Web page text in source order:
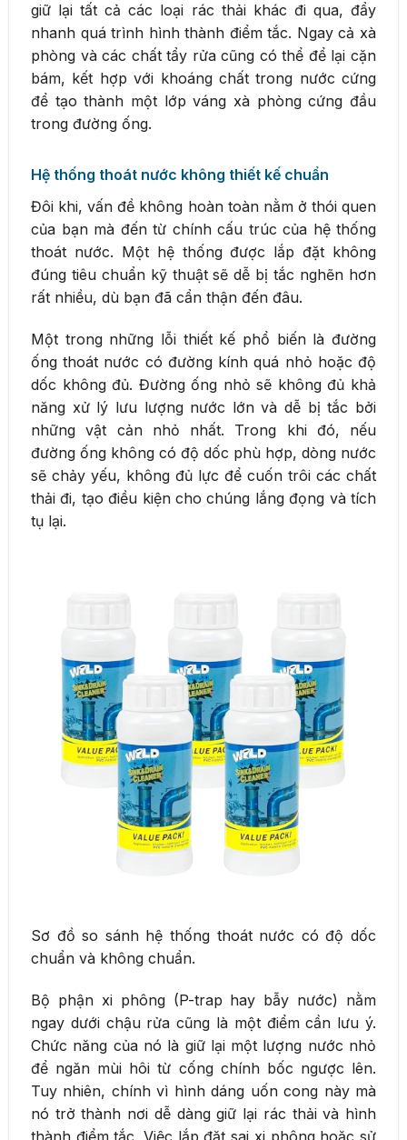
giữ lại tất cả các loại rác thải khác đi qua, đẩy
nhanh quá trình hình thành điểm tắc. Ngay cả xà
phòng và các chất tẩy rửa cũng có thể để lại cặn
bám, kết hợp với khoáng chất trong nước cứng
để tạo thành một lớp váng xà phòng cứng đầu
trong đường ống.
Hệ thống thoát nước không thiết kế chuẩn
Đôi khi, vấn đề không hoàn toàn nằm ở thói quen
của bạn mà đến từ chính cấu trúc của hệ thống
thoát nước. Một hệ thống được lắp đặt không
đúng tiêu chuẩn kỹ thuật sẽ dễ bị tắc nghẽn hơn
rất nhiều, dù bạn đã cẩn thận đến đâu.
Một trong những lỗi thiết kế phổ biến là đường
ống thoát nước có đường kính quá nhỏ hoặc độ
dốc không đủ. Đường ống nhỏ sẽ không đủ khả
năng xử lý lưu lượng nước lớn và dễ bị tắc bởi
những vật cản nhỏ nhất. Trong khi đó, nếu
đường ống không có độ dốc phù hợp, dòng nước
sẽ chảy yếu, không đủ lực để cuốn trôi các chất
thải đi, tạo điều kiện cho chúng lắng đọng và tích
tụ lại.
Sơ đồ so sánh hệ thống thoát nước có độ dốc
chuẩn và không chuẩn.
Bộ phận xi phông (P-trap hay bẫy nước) nằm
ngay dưới chậu rửa cũng là một điểm cần lưu ý.
Chức năng của nó là giữ lại một lượng nước nhỏ
để ngăn mùi hôi từ cống chính bốc ngược lên.
Tuy nhiên, chính vì hình dáng uốn cong này mà
nó trở thành nơi dễ dàng giữ lại rác thải và hình